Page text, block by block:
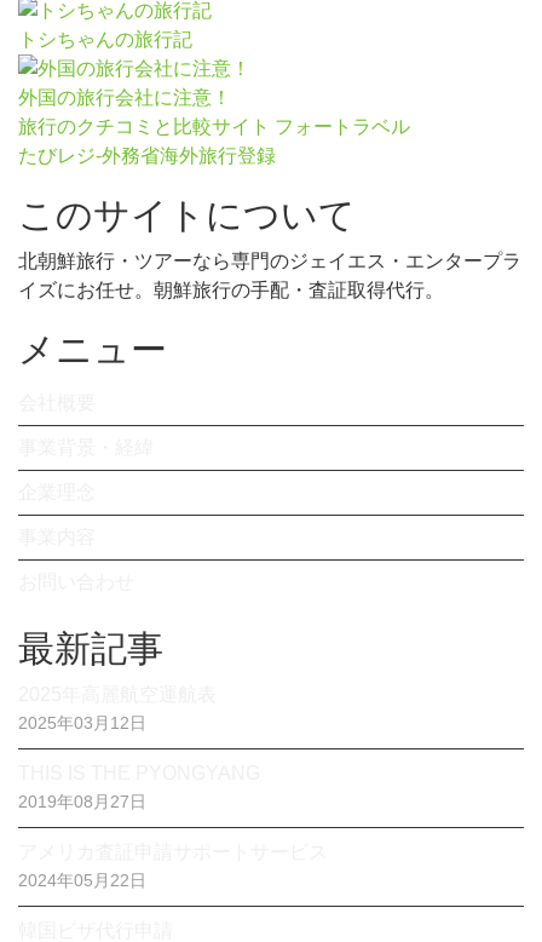
トシちゃんの旅行記
外国の旅行会社に注意！
旅行のクチコミと比較サイト フォートラベル
たびレジ-外務省海外旅行登録
このサイトについて
北朝鮮旅行・ツアーなら専門のジェイエス・エンタープラ
イズにお任せ。朝鮮旅行の手配・査証取得代行。
メニュー
最新記事
2025年03月12日
2019年08月27日
2024年05月22日